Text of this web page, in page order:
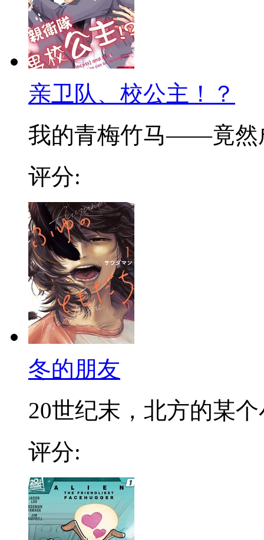
亲卫队、校公主！？
我的青梅竹马——竟然
评分:
冬的朋友
20世纪末，北方的某
评分: